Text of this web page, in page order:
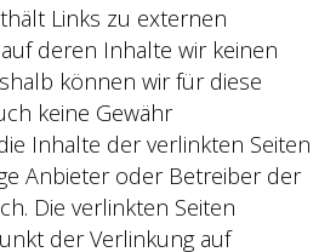
Links zu externen
deren Inhalte wir keinen
können wir für diese
keine Gewähr
Inhalte der verlinkten Seiten
Anbieter oder Betreiber der
Die verlinkten Seiten
der Verlinkung auf